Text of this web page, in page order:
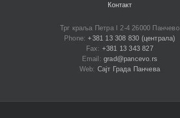
Контакт
Трг краља Петра I 2-4 26000 Панчево
Phone:+381 13 308 830 (централа)
Fax: +381 13 343 827
Email:grad@pancevo.rs
Web: Сајт Града Панчева